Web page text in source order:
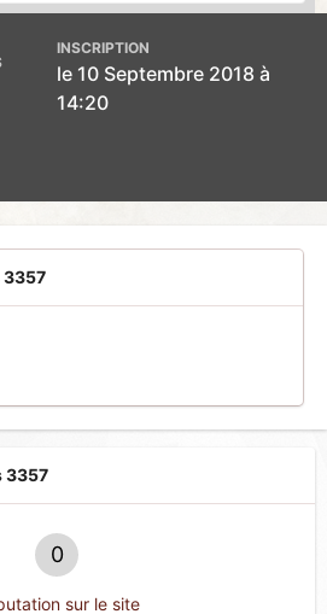
INSCRIPTION
le 10 Septembre 2018 à
14:20
3357
3357
0
sur le site